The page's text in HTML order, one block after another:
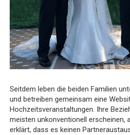
Seitdem leben die beiden Familien
und betreiben gemeinsam eine
Hochzeitsveranstaltungen. Ihre
meisten unkonventionell erscheinen,
erklärt, dass es keinen